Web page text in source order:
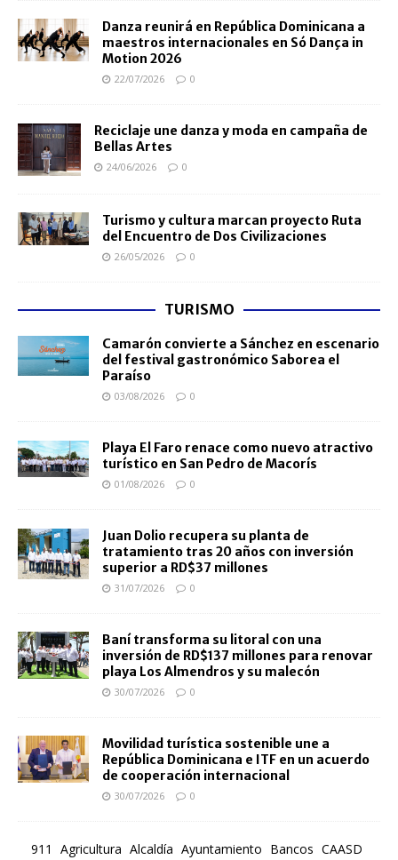
Danza reunirá en República Dominicana a
maestros internacionales en Só Dança in
Motion 2026
22/07/2026 0
Reciclaje une danza y moda en campaña de
Bellas Artes
24/06/2026 0
Turismo y cultura marcan proyecto Ruta
del Encuentro de Dos Civilizaciones
26/05/2026 0
TURISMO
Camarón convierte a Sánchez en escenario
del festival gastronómico Saborea el
Paraíso
03/08/2026 0
Playa El Faro renace como nuevo atractivo
turístico en San Pedro de Macorís
01/08/2026 0
Juan Dolio recupera su planta de
tratamiento tras 20 años con inversión
superior a RD$37 millones
31/07/2026 0
Baní transforma su litoral con una
inversión de RD$137 millones para renovar
playa Los Almendros y su malecón
30/07/2026 0
Movilidad turística sostenible une a
República Dominicana e ITF en un acuerdo
de cooperación internacional
30/07/2026 0
911 Agricultura Alcaldía Ayuntamiento Bancos CAASD